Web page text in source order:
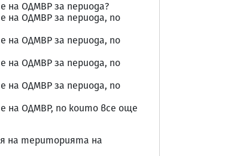
на ОДМВР за периода?
на ОДМВР за периода, по
на ОДМВР за периода, по
на ОДМВР за периода, по
на ОДМВР за периода, по
на ОДМВР, по които все още
на територията на